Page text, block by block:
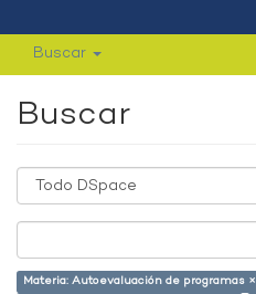
Buscar
Buscar
Materia: Autoevaluación de programas ×